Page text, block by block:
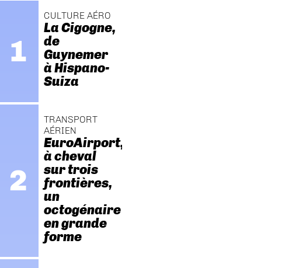
CULTURE AÉRO
La Cigogne,
de
Guynemer
à Hispano-
Suiza
TRANSPORT
AÉRIEN
EuroAirport,
à cheval
sur trois
frontières,
un
octogénaire
en grande
forme